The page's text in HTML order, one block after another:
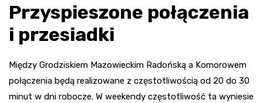
Przyspieszone połączenia
i przesiadki
Między Grodziskiem Mazowieckim Radońską a Komorowem
połączenia będą realizowane z częstotliwością od 20 do 30
minut w dni robocze. W weekendy częstotliwość ta wyniesie